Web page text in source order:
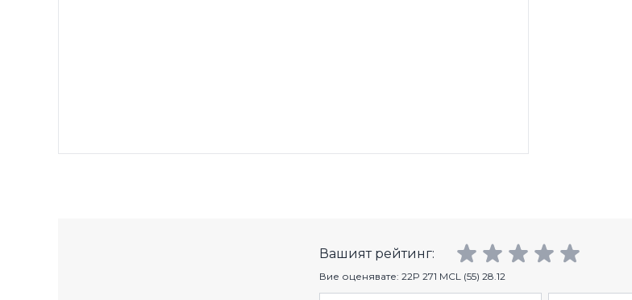
Вашият рейтинг:
Вие оценявате: 22P 271 MCL (55) 28.12
Име Фамилия Имейл